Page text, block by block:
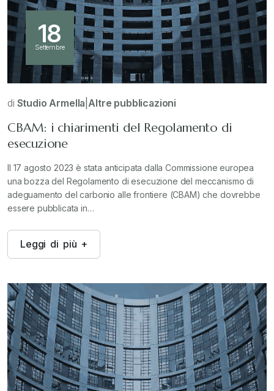
18
Settembre
di Studio Armella |Altre pubblicazioni
CBAM: i chiarimenti del Regolamento di
esecuzione
Il 17 agosto 2023 è stata anticipata dalla Commissione europea
una bozza del Regolamento di esecuzione del meccanismo di
adeguamento del carbonio alle frontiere (CBAM) che dovrebbe
essere pubblicata in…
Leggi di più +